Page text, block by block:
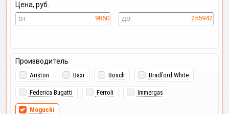
Цена, руб.
9860 255942
Производитель
Ariston Baxi Bosch Bradford White
Federica Bugatti Ferroli Immergas
Moguchi